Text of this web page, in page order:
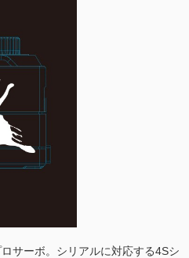
サーボ。シリアルに対応する4Sシ